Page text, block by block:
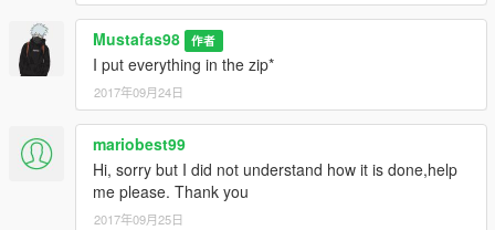
Mustafas98 作者
I put everything in the zip*
2017年09月24日
mariobest99
Hi, sorry but I did not understand how it is done,help
me please. Thank you
2017年09月25日